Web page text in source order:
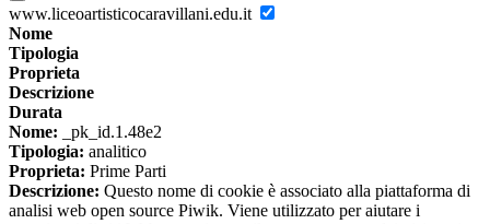
www.liceoartisticocaravillani.edu.it
Nome
Tipologia
Proprieta
Descrizione
Durata
Nome: _pk_id.1.48e2
Tipologia: analitico
Proprieta: Prime Parti
Descrizione: Questo nome di cookie è associato alla piattaforma di
analisi web open source Piwik. Viene utilizzato per aiutare i